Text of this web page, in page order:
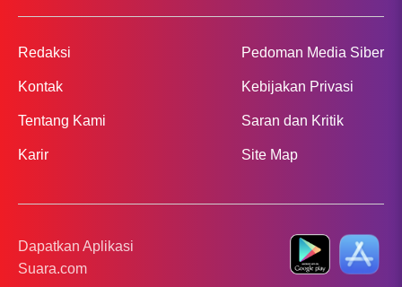
Redaksi
Kontak
Tentang Kami
Karir
Pedoman Media Siber
Kebijakan Privasi
Saran dan Kritik
Site Map
Dapatkan Aplikasi
Suara.com